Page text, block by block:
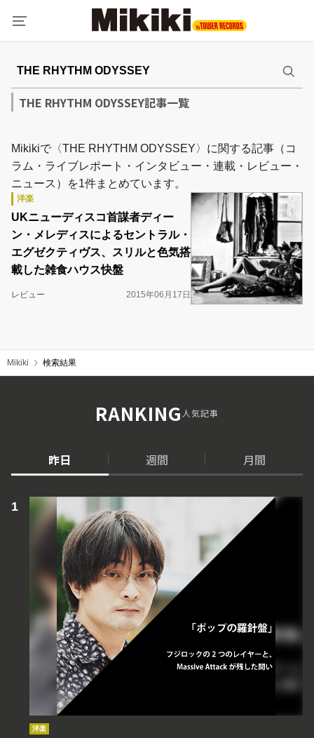
THE RHYTHM ODYSSEY記事一覧
Mikikiで〈THE RHYTHM ODYSSEY〉に関する記事（コ
ラム・ライブレポート・インタビュー・連載・レビュー・
ニュース）を1件まとめています。
洋楽
UKニューディスコ首謀者ディー
ン・メレディスによるセントラル・
エグゼクティヴス、スリルと色気搭
載した雑食ハウス快盤
レビュー 2015年06月17日
Mikiki 検索結果
RANKING人気記事
昨日 週間 月間
洋楽